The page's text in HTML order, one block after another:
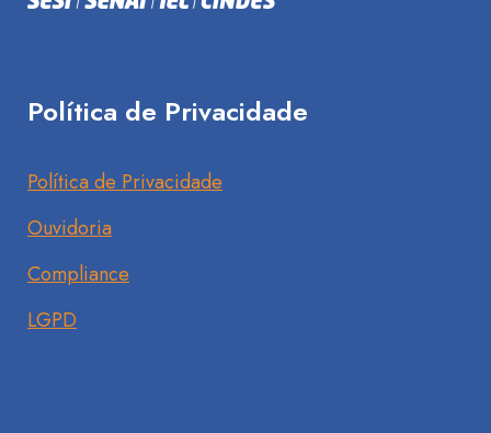
Política de Privacidade
Política de Privacidade
Ouvidoria
Compliance
LGPD